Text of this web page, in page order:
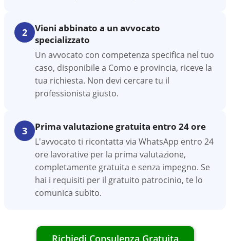
2
Vieni abbinato a un avvocato
specializzato
Un avvocato con competenza specifica nel tuo
caso, disponibile a Como e provincia, riceve la
tua richiesta. Non devi cercare tu il
professionista giusto.
3 Prima valutazione gratuita entro 24 ore
L'avvocato ti ricontatta via WhatsApp entro 24
ore lavorative per la prima valutazione,
completamente gratuita e senza impegno. Se
hai i requisiti per il gratuito patrocinio, te lo
comunica subito.
Richiedi Consulenza Gratuita